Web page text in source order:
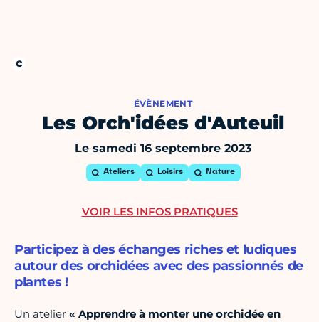
ÉVÈNEMENT
Les Orch'idées d'Auteuil
Le samedi 16 septembre 2023
Ateliers Loisirs Nature
Participez à des échanges riches et ludiques
autour des orchidées avec des passionnés de
plantes !
Un atelier « Apprendre à monter une orchidée en
VOIR LES INFOS PRATIQUES